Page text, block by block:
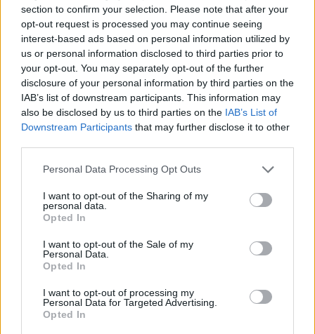
section to confirm your selection. Please note that after your
opt-out request is processed you may continue seeing
interest-based ads based on personal information utilized by
us or personal information disclosed to third parties prior to
your opt-out. You may separately opt-out of the further
disclosure of your personal information by third parties on the
IAB’s list of downstream participants. This information may
also be disclosed by us to third parties on the IAB’s List of
Downstream Participants that may further disclose it to other
Personal Data Processing Opt Outs
I want to opt-out of the Sharing of my
personal data.
Opted In
I want to opt-out of the Sale of my
Personal Data.
Opted In
I want to opt-out of processing my
Personal Data for Targeted Advertising.
Opted In
Repères visuels
Afficher la carte